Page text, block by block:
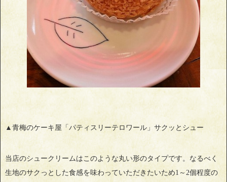
▲青梅のケーキ屋「パティスリーテロワール」サクッとシュー
当店のシュークリームはこのような丸い形のタイプです。なるべく
生地のサクっとした食感を味わっていただきたいため1～2個程度の